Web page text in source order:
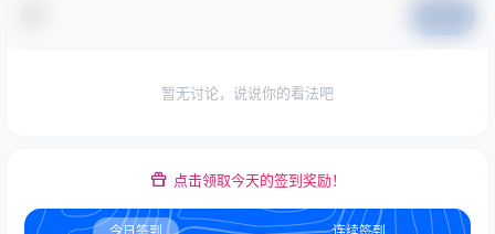
暂无讨论，说说你的看法吧
点击领取今天的签到奖励！